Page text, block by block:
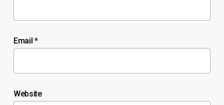
Email *
Website